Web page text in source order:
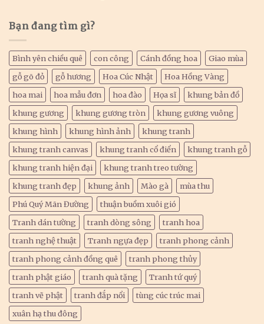
Bạn đang tìm gì?
Bình yên chiều quê con công Cánh đồng hoa
Giao mùa
gỗ gõ đỏ
gỗ hương Hoa Cúc Nhật
Hoa Hồng Vàng
hoa mai
hoa mẫu đơn hoa đào Họa sĩ
khung bản đồ
khung gương
khung gương tròn
khung gương vuông
khung hình
khung hình ảnh
khung tranh
khung tranh canvas
khung tranh cổ điển
khung tranh gỗ
khung tranh hiện đại
khung tranh treo tường
khung tranh đẹp
khung ảnh Mào gà
mùa thu
Phú Quý Mãn Đường
thuận buồm xuôi gió
Tranh dán tường
tranh dòng sông
tranh hoa
tranh nghệ thuật
Tranh ngựa đẹp
tranh phong cảnh
tranh phong cảnh đồng quê
tranh phong thủy
tranh phật giáo
tranh quà tặng
Tranh tứ quý
tranh vẽ phật
tranh đắp nổi
tùng cúc trúc mai
xuân hạ thu đông